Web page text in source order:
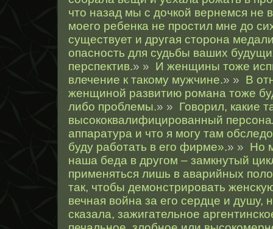
что назад мы с дочкой вернемся не
моего ребенка не простил мне до
существует и другая сторона
опасность для судьбы ваших
перспектив.» » И женщины тоже
влечение к такому мужчине.» » В
женщиной развитию романа тоже
либо проблемы.» » Говорил, какие
высококвалифицированный
аппаратура и что я могу там
буду работать в его фирме».» » Но
наша беда в другом – замкнутый
применяться лишь в аварийных
так, чтобы демонстрировать
вечная война за его сердце и душу,
сказала, зажигательное